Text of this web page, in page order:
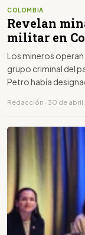
COLOMBIA
Revelan
militar en
Los mineros
grupo criminal del
Petro había
Redacción · 30 de